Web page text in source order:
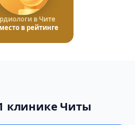
в Чите
в рейтинге
клинике Читы